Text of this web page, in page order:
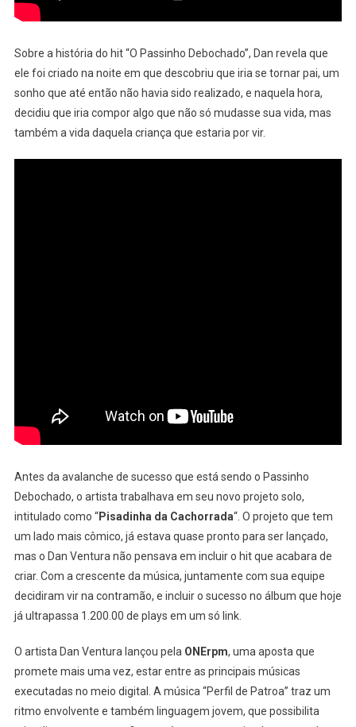
Sobre a história do hit “O Passinho Debochado”, Dan revela que
ele foi criado na noite em que descobriu que iria se tornar pai, um
sonho que até então não havia sido realizado, e naquela hora,
decidiu que iria compor algo que não só mudasse sua vida, mas
também a vida daquela criança que estaria por vir.
Antes da avalanche de sucesso que está sendo o Passinho
Debochado, o artista trabalhava em seu novo projeto solo,
intitulado como “Pisadinha da Cachorrada“. O projeto que tem
um lado mais cômico, já estava quase pronto para ser lançado,
mas o Dan Ventura não pensava em incluir o hit que acabara de
criar. Com a crescente da música, juntamente com sua equipe
decidiram vir na contramão, e incluir o sucesso no álbum que hoje
já ultrapassa 1.200.00 de plays em um só link.
O artista Dan Ventura lançou pela ONErpm, uma aposta que
promete mais uma vez, estar entre as principais músicas
executadas no meio digital. A música “Perfil de Patroa” traz um
ritmo envolvente e também linguagem jovem, que possibilita